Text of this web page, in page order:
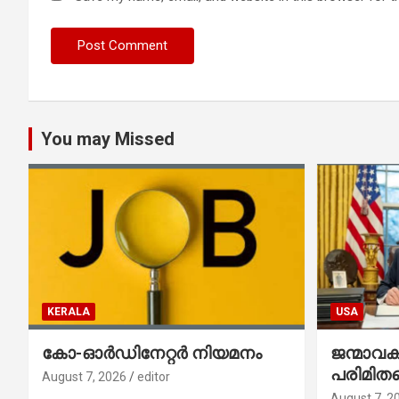
You may Missed
KERALA
കോ-ഓർഡിനേറ്റർ നിയമനം
August 7, 2026 editor
USA